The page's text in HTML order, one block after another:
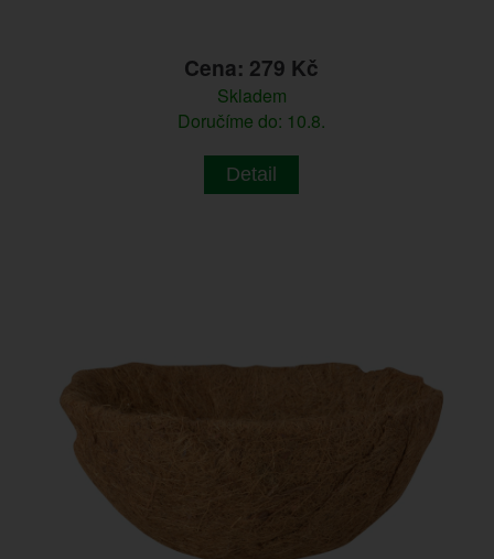
Cena: 279 Kč
Skladem
Doručíme do: 10.8.
Detail